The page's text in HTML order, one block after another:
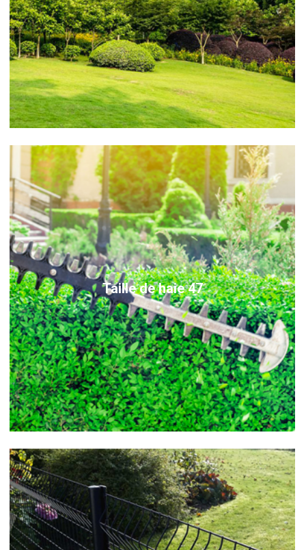
Taille de haie 47